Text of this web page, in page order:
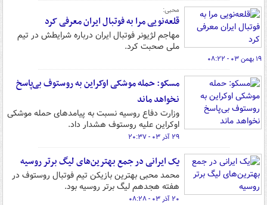
محبی:
قلعه‌نویی مرا به فوتبال ایران معرفی کرد
مهاجم لژیونر فوتبال ایران درباره شرایطش در تیم
ملی صحبت کرد.
۱۹ بهمن ۰۳ - ۰۸:۲۲
مسکو: حمله موشکی اوکراین به روستوف بی‌پاسخ
نخواهد ماند
وزارت دفاع روسیه نسبت به پیامدهای حمله موشکی
اوکراین علیه روستوف هشدار داد.
۲۹ آذر ۰۳ - ۲۰:۳۷
یک ایرانی در جمع بهترین‌های لیگ برتر روسیه
محمد محبی بهترین بازیکن تیم فوتبال روستوف در
هفته هجدهم لیگ برتر روسیه بود.
۲۰ آذر ۰۳ - ۰۸:۲۸